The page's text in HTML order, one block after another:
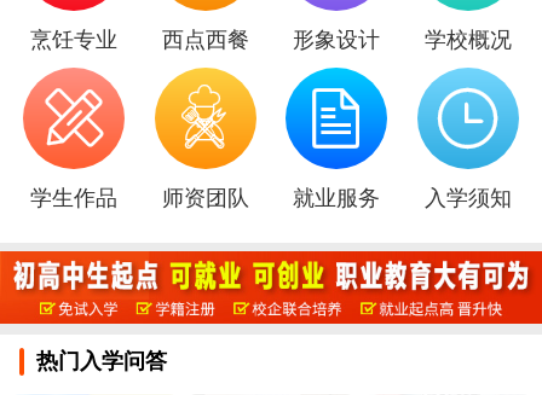
烹饪专业 西点西餐 形象设计 学校概况
学生作品 师资团队 就业服务 入学须知
热门入学问答